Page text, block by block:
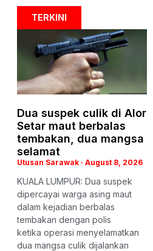
TERKINI
Dua suspek culik di Alor
Setar maut berbalas
tembakan, dua mangsa
selamat
Utusan Sarawak August 8, 2026
KUALA LUMPUR: Dua suspek
dipercayai warga asing maut
dalam kejadian berbalas
tembakan dengan polis
ketika operasi menyelamatkan
dua mangsa culik dijalankan